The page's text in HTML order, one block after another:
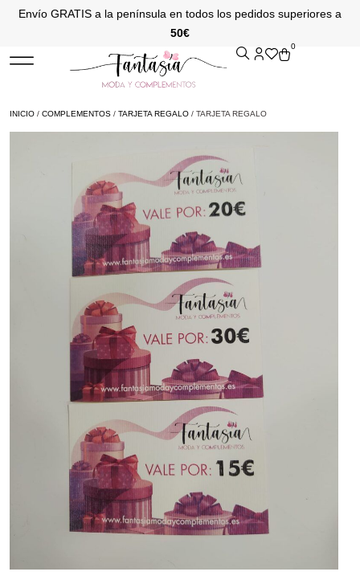
Envío GRATIS a la península en todos los pedidos superiores a
50€
0
INICIO / COMPLEMENTOS / TARJETA REGALO / TARJETA REGALO